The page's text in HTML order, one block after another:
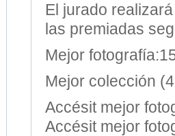
El jurado
las premiadas
Mejor
Mejor colección
Accésit mejor
Accésit mejor